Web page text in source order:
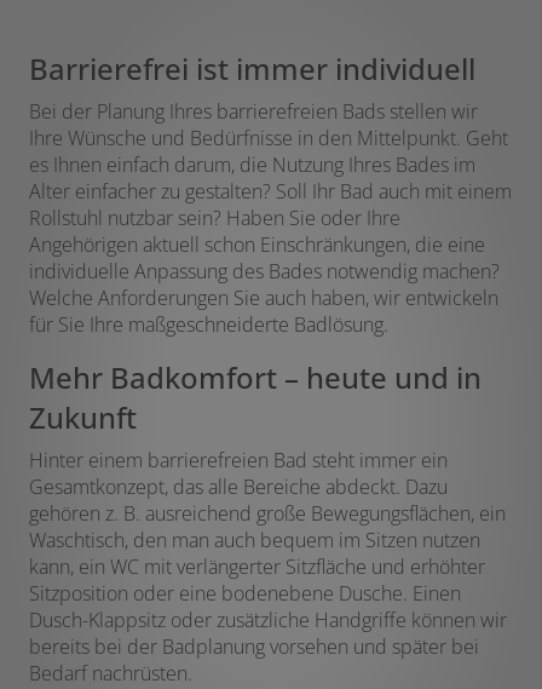
Barrierefrei ist immer individuell
Bei der Planung Ihres barrierefreien Bads stellen wir
Ihre Wünsche und Bedürfnisse in den Mittelpunkt. Geht
es Ihnen einfach darum, die Nutzung Ihres Bades im
Alter einfacher zu gestalten? Soll Ihr Bad auch mit einem
Rollstuhl nutzbar sein? Haben Sie oder Ihre
Angehörigen aktuell schon Einschränkungen, die eine
individuelle Anpassung des Bades notwendig machen?
Welche Anforderungen Sie auch haben, wir entwickeln
für Sie Ihre maßgeschneiderte Badlösung.
Mehr Badkomfort – heute und in
Zukunft
Hinter einem barrierefreien Bad steht immer ein
Gesamtkonzept, das alle Bereiche abdeckt. Dazu
gehören z. B. ausreichend große Bewegungsflächen, ein
Waschtisch, den man auch bequem im Sitzen nutzen
kann, ein WC mit verlängerter Sitzfläche und erhöhter
Sitzposition oder eine bodenebene Dusche. Einen
Dusch-Klappsitz oder zusätzliche Handgriffe können wir
bereits bei der Badplanung vorsehen und später bei
Bedarf nachrüsten.